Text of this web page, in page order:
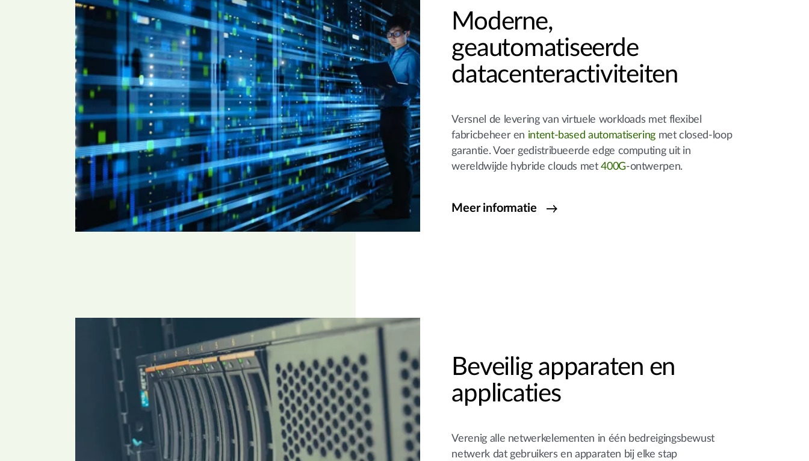
Moderne,
geautomatiseerde
datacenteractiviteiten
Versnel de levering van virtuele workloads met flexibel
fabricbeheer en intent-based automatisering met closed-loop
garantie. Voer gedistribueerde edge computing uit in
wereldwijde hybride clouds met400G-ontwerpen.
Meer informatie
Beveilig apparaten en
applicaties
Verenig alle netwerkelementen in één bedreigingsbewust
netwerk dat gebruikers en apparaten bij elke stap